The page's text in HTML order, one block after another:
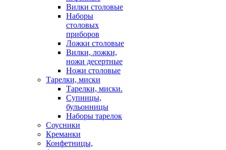
Вилки столовые
Наборы
столовых
приборов
Ложки столовые
Вилки, ложки,
ножи десертные
Ножи столовые
Тарелки, миски
Тарелки, миски.
Супницы,
бульонницы
Наборы тарелок
Соусники
Креманки
Конфетницы,